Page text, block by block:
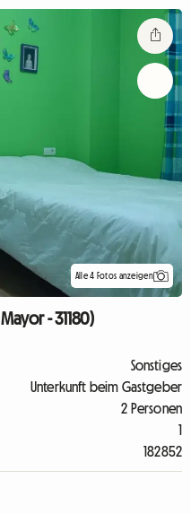
Alle 4 Fotos anzeigen
- 31180)
Sonstiges
Unterkunft beim Gastgeber
2 Personen
1
182852